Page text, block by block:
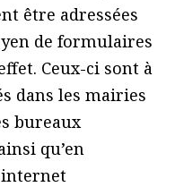
être adressées
de formulaires
Ceux-ci sont à
dans les mairies
bureaux
qu’en